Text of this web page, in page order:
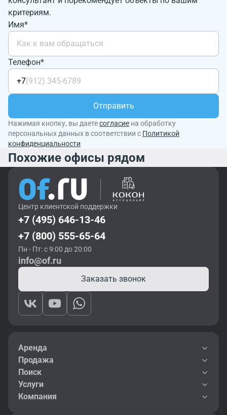
критериям.
Имя*
Телефон*
+7
Отправить
Нажимая кнопку, вы даетесогласие на обработку
персональных данных в соответствии с Политикой
конфиденциальности
Похожие офисы рядом
Центр клиентской поддержки
+7 (495) 646-13-46
+7 (800) 555-65-64
Пн - Пт: с 9:00 до 20:00
info@of.ru
Заказать звонок
Аренда
Продажа
Поиск
Услуги
Компания